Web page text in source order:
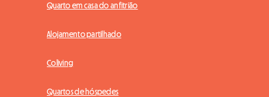
Quarto em casa do anfitrião
Alojamento partilhado
Coliving
Quartos de hóspedes